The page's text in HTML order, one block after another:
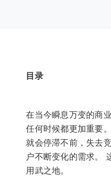
目录
在当今瞬息万变的商
任何时候都更加重要
就会停滞不前，失去
户不断变化的需求。
用武之地。